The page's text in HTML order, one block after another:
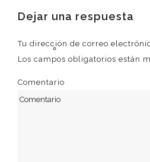
English
Dejar una respuesta
Tu dirección de correo
Los campos obligatorios están
Comentario